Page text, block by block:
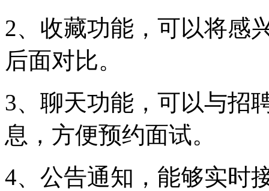
2、收藏功能，可以将感
后面对比。
3、聊天功能，可以与招
息，方便预约面试。
4、公告通知，能够实时